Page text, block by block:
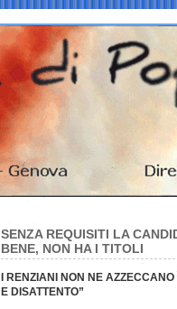
SENZA REQUISITI LA
BENE, NON HA I TITOLI
I RENZIANI NON NE
E DISATTENTO”